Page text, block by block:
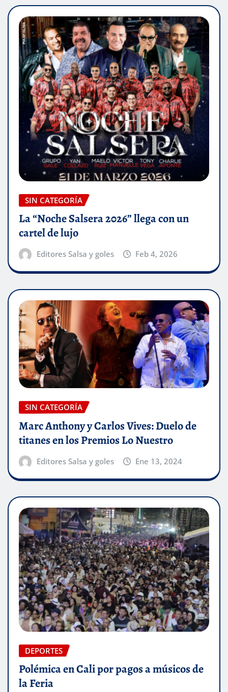
SIN CATEGORÍA
La “Noche Salsera 2026” llega con un
cartel de lujo
Editores Salsa y goles Feb 4, 2026
SIN CATEGORÍA
Marc Anthony y Carlos Vives: Duelo de
titanes en los Premios Lo Nuestro
Editores Salsa y goles Ene 13, 2024
DEPORTES
Polémica en Cali por pagos a músicos de
la Feria